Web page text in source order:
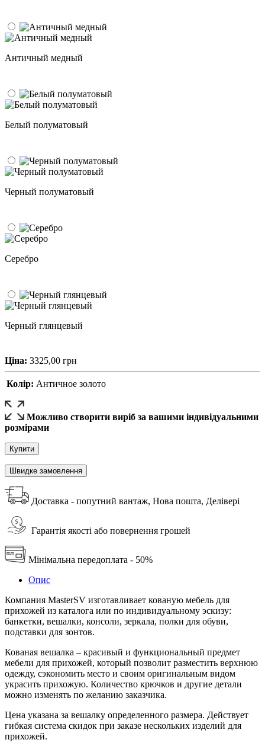
Античный медный
Белый полуматовый
Черный полуматовый
Серебро
Черный глянцевый
Ціна: 3325,00 грн
Колір: Античное золото
Можливо створити виріб за вашими індивідуальними
розмірами
Купити
Швидке замовлення
Доставка - попутний вантаж, Нова пошта, Делівері
Гарантія якості або повернення грошей
Мінімальна передоплата - 50%
Опис
Компания MasterSV изготавливает кованую мебель для
прихожей из каталога или по индивидуальному эскизу:
банкетки, вешалки, консоли, зеркала, полки для обуви,
подставки для зонтов.
Кованая вешалка – красивый и функциональный предмет
мебели для прихожей, который позволит разместить верхнюю
одежду, сэкономить место и своим оригинальным видом
украсить прихожую. Количество крючков и другие детали
можно изменять по желанию заказчика.
Цена указана за вешалку определенного размера. Действует
гибкая система скидок при заказе нескольких изделий для
прихожей.